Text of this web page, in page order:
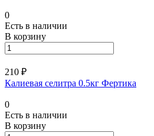
0
Есть в наличии
В корзину
210 ₽
Калиевая селитра 0.5кг Фертика
0
Есть в наличии
В корзину